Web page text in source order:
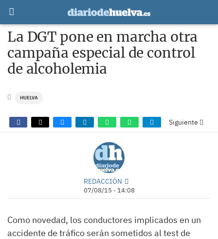
La DGT pone en marcha otra
campaña especial de control
de alcoholemia
HUELVA
Siguiente
REDACCIÓN
07/08/15 - 14:08
Como novedad, los conductores implicados en un
accidente de tráfico serán sometidos al test de